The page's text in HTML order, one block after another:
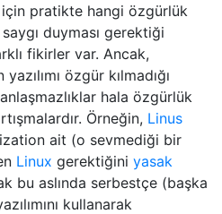
pratikte hangi özgürlük
saygı duyması gerektiği
fikirler var. Ancak,
özgür kılmadığı
hala özgürlük
Örneğin, Linus
ait (o sevmediği bir
Linux gerektiğini yasak
bu aslında serbestçe (başka
kullanarak